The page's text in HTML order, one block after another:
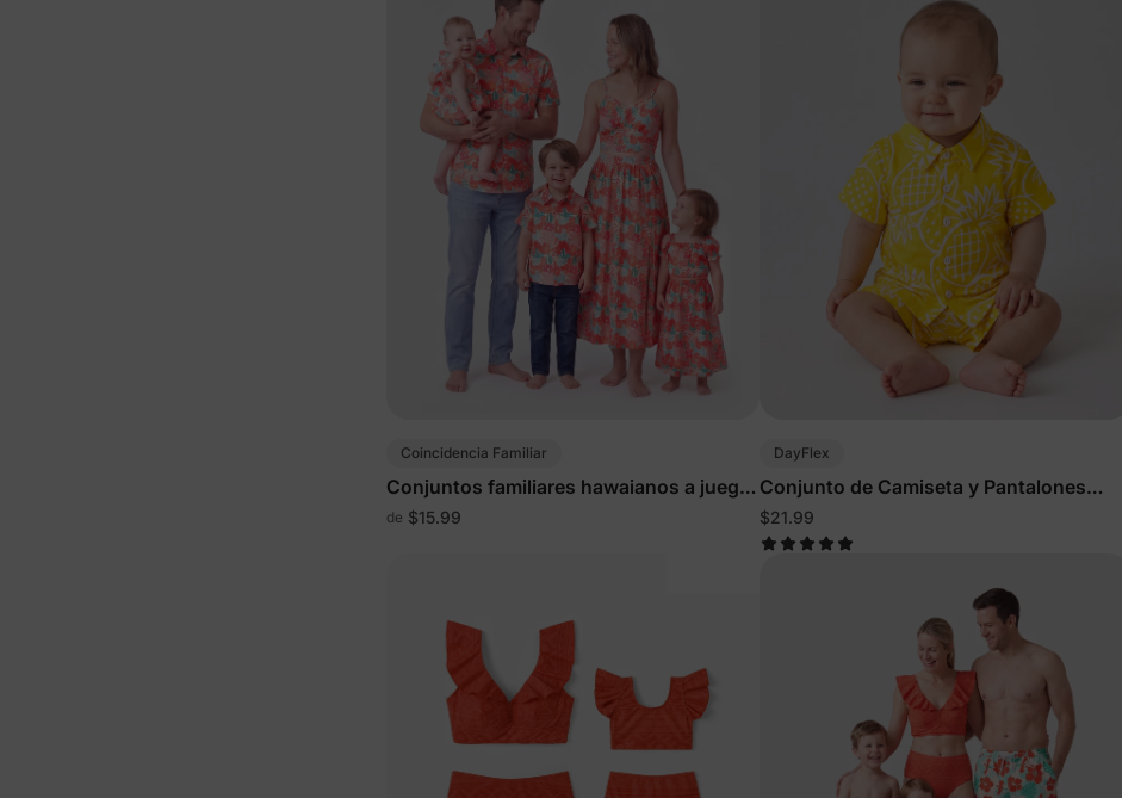
Coincidencia Familiar
Conjuntos familiares hawaianos a juego
multicolor
de $15.99
DayFlex
Conjunto de Camiseta y Pantalones
Cortos de Piña Bebé Amarillo
$21.99